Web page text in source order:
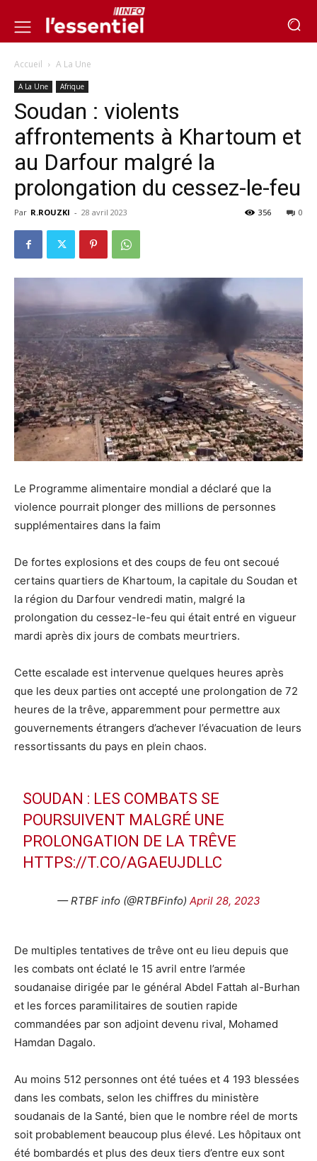
Accueil A La Une
A La Une Afrique
Soudan : violents
affrontements à Khartoum et
au Darfour malgré la
prolongation du cessez-le-feu
Par R.ROUZKI - 28 avril 2023 0
356
Le Programme alimentaire mondial a déclaré que la
violence pourrait plonger des millions de personnes
supplémentaires dans la faim
De fortes explosions et des coups de feu ont secoué
certains quartiers de Khartoum, la capitale du Soudan et
la région du Darfour vendredi matin, malgré la
prolongation du cessez-le-feu qui était entré en vigueur
mardi après dix jours de combats meurtriers.
Cette escalade est intervenue quelques heures après
que les deux parties ont accepté une prolongation de 72
heures de la trêve, apparemment pour permettre aux
gouvernements étrangers d’achever l’évacuation de leurs
ressortissants du pays en plein chaos.
SOUDAN : LES COMBATS SE
POURSUIVENT MALGRÉ UNE
PROLONGATION DE LA TRÊVE
HTTPS://T.CO/AGAEUJDLLC
— RTBF info (@RTBFinfo) April 28, 2023
De multiples tentatives de trêve ont eu lieu depuis que
les combats ont éclaté le 15 avril entre l’armée
soudanaise dirigée par le général Abdel Fattah al-Burhan
et les forces paramilitaires de soutien rapide
commandées par son adjoint devenu rival, Mohamed
Hamdan Dagalo.
Au moins 512 personnes ont été tuées et 4 193 blessées
dans les combats, selon les chiffres du ministère
soudanais de la Santé, bien que le nombre réel de morts
soit probablement beaucoup plus élevé. Les hôpitaux ont
été bombardés et plus des deux tiers d’entre eux sont